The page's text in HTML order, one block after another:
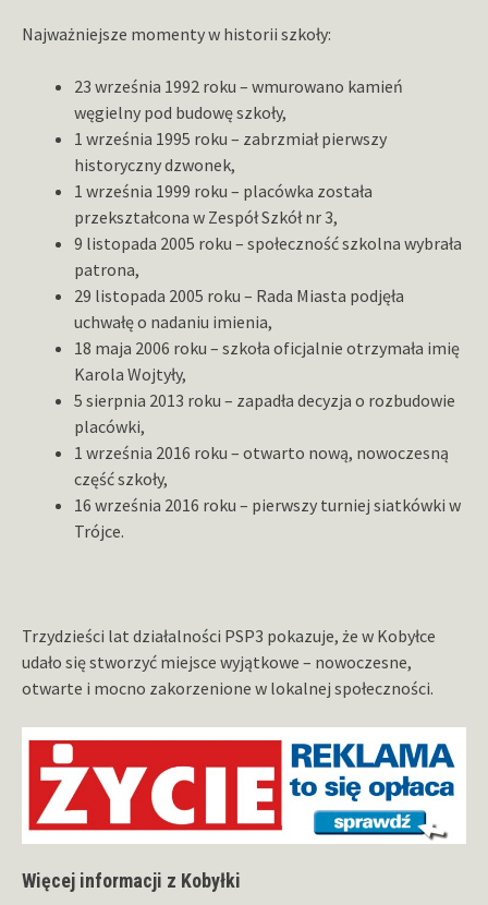
Najważniejsze momenty w historii szkoły:
23 września 1992 roku – wmurowano kamień
węgielny pod budowę szkoły,
1 września 1995 roku – zabrzmiał pierwszy
historyczny dzwonek,
1 września 1999 roku – placówka została
przekształcona w Zespół Szkół nr 3,
9 listopada 2005 roku – społeczność szkolna wybrała
patrona,
29 listopada 2005 roku – Rada Miasta podjęła
uchwałę o nadaniu imienia,
18 maja 2006 roku – szkoła oficjalnie otrzymała imię
Karola Wojtyły,
5 sierpnia 2013 roku – zapadła decyzja o rozbudowie
placówki,
1 września 2016 roku – otwarto nową, nowoczesną
część szkoły,
16 września 2016 roku – pierwszy turniej siatkówki w
Trójce.
Trzydzieści lat działalności PSP3 pokazuje, że w Kobyłce
udało się stworzyć miejsce wyjątkowe – nowoczesne,
otwarte i mocno zakorzenione w lokalnej społeczności.
Więcej informacji z Kobyłki